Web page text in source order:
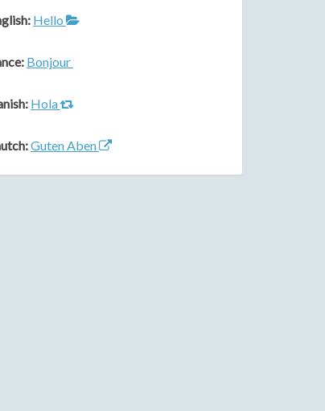
Hello
Bonjour
Hola
Guten Aben